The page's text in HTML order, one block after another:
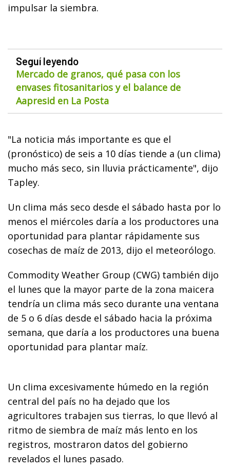
impulsar la siembra.
Seguí leyendo
Mercado de granos, qué pasa con los
envases fitosanitarios y el balance de
Aapresid en La Posta
"La noticia más importante es que el
(pronóstico) de seis a 10 días tiende a (un clima)
mucho más seco, sin lluvia prácticamente", dijo
Tapley.
Un clima más seco desde el sábado hasta por lo
menos el miércoles daría a los productores una
oportunidad para plantar rápidamente sus
cosechas de maíz de 2013, dijo el meteorólogo.
Commodity Weather Group (CWG) también dijo
el lunes que la mayor parte de la zona maicera
tendría un clima más seco durante una ventana
de 5 o 6 días desde el sábado hacia la próxima
semana, que daría a los productores una buena
oportunidad para plantar maíz.
Un clima excesivamente húmedo en la región
central del país no ha dejado que los
agricultores trabajen sus tierras, lo que llevó al
ritmo de siembra de maíz más lento en los
registros, mostraron datos del gobierno
revelados el lunes pasado.